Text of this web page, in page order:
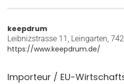
keepdrum
Leibnizstrasse 11, Leingarten,
https://www.keepdrum.de/
Importeur / EU-